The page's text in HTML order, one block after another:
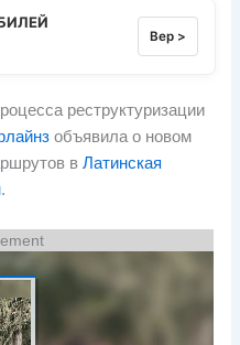
Вер >
реструктуризации
объявила о новом
вЛатинская
.